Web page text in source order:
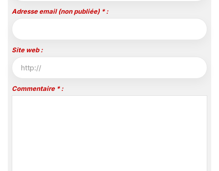
Adresse email (non publiée) * :
Site web :
Commentaire * :